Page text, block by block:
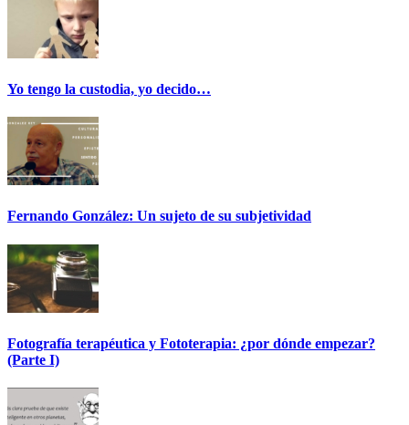
Yo tengo la custodia, yo decido…
Fernando González: Un sujeto de su subjetividad
Fotografía terapéutica y Fototerapia: ¿por dónde empezar?
(Parte I)